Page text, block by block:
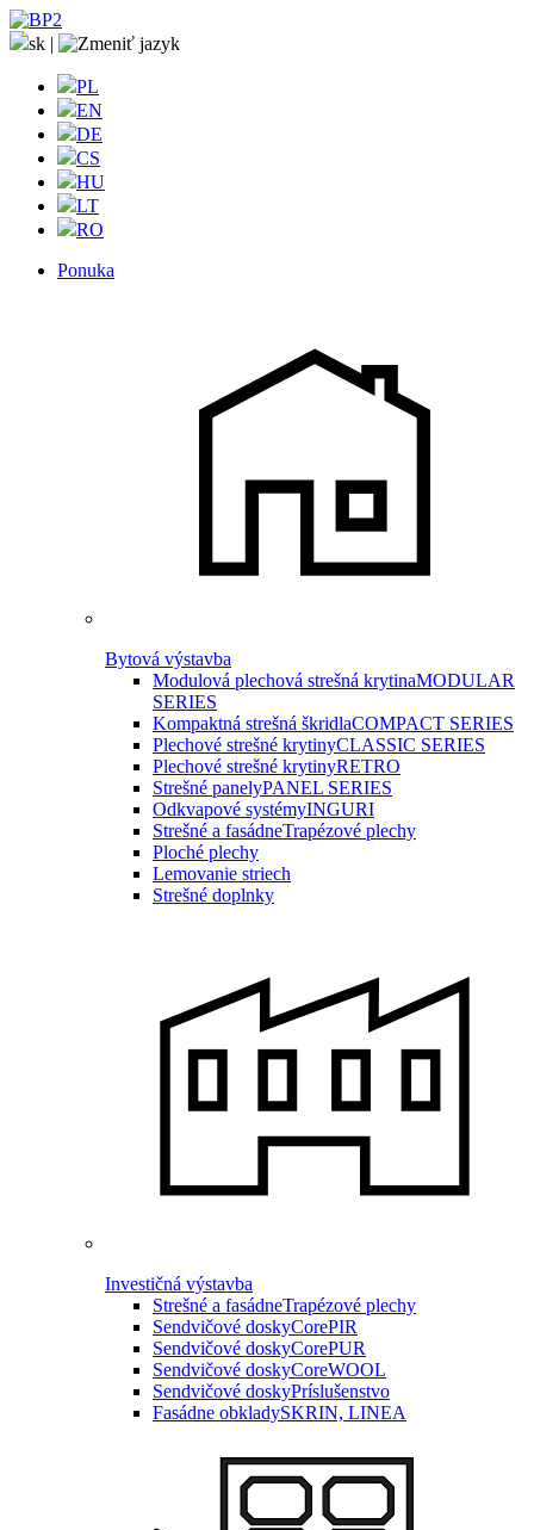
sk |
PL
EN
DE
CS
HU
LT
RO
Ponuka
Bytová výstavba
Modulová plechová strešná krytinaMODULAR
SERIES
Kompaktná strešná škridlaCOMPACT SERIES
Plechové strešné krytinyCLASSIC SERIES
Plechové strešné krytinyRETRO
Strešné panelyPANEL SERIES
Odkvapové systémyINGURI
Strešné a fasádneTrapézové plechy
Ploché plechy
Lemovanie striech
Strešné doplnky
Investičná výstavba
Strešné a fasádneTrapézové plechy
Sendvičové doskyCorePIR
Sendvičové doskyCorePUR
Sendvičové doskyCoreWOOL
Sendvičové doskyPríslušenstvo
Fasádne obkladySKRIN, LINEA